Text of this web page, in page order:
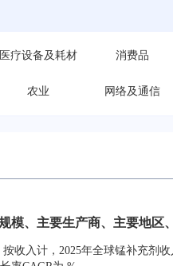
医疗设备及耗材 消费品
农业 网络及通信
模、主要生产商、主要地区
按收入计，2025年全球锰补充剂